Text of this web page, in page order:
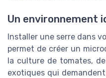
Un environnement
Installer une serre dans
permet de créer un
la culture de tomates,
exotiques qui